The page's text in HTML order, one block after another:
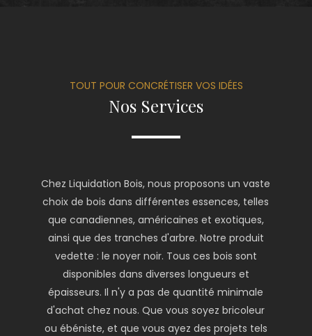
TOUT POUR CONCRÉTISER VOS IDÉES
Nos Services
Chez Liquidation Bois, nous proposons un vaste
choix de bois dans différentes essences, telles
que canadiennes, américaines et exotiques,
ainsi que des tranches d'arbre. Notre produit
vedette : le noyer noir. Tous ces bois sont
disponibles dans diverses longueurs et
épaisseurs. Il n'y a pas de quantité minimale
d'achat chez nous. Que vous soyez bricoleur
ou ébéniste, et que vous ayez des projets tels